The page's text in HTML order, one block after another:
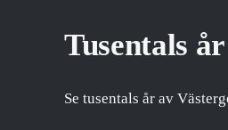
Tusentals
Se tusentals år av